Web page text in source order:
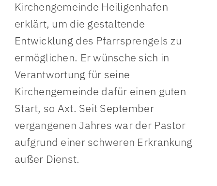
Kirchengemeinde Heiligenhafen
erklärt, um die gestaltende
Entwicklung des Pfarrsprengels zu
ermöglichen. Er wünsche sich in
Verantwortung für seine
Kirchengemeinde dafür einen guten
Start, so Axt. Seit September
vergangenen Jahres war der Pastor
aufgrund einer schweren Erkrankung
außer Dienst.